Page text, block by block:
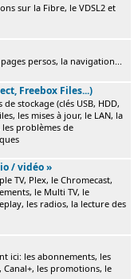
sur la Fibre, le VDSL2 et
persos, la navigation...
Freebox Files...)
stockage (clés USB, HDD,
les mises à jour, le LAN, la
problèmes de
/ vidéo »
TV, Plex, le Chromecast,
le Multi TV, le
les radios, la lecture des
ici: les abonnements, les
les promotions, le